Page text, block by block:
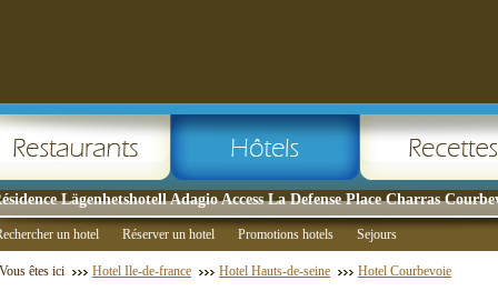
Lägenhetshotell Adagio Access La Defense Place Charras
un hotel Réserver un hotel Promotions hotels Sejours
Vous êtes ici Hotel Ile-de-france Hotel Hauts-de-seine Hotel Courbevoie